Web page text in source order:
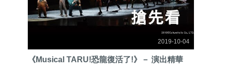
2019-10-04
《Musical TARU!恐龍復活了!》－ 演出精華